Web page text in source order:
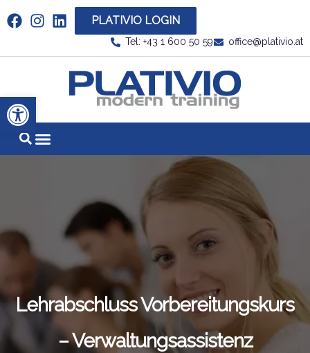
Werkzeugleiste öffnen
Link zu https://www.linkedin.com/company/
PLATIVIO LOGIN
Tel: +43 1 600 50 59 office@plativio.at
Link zu
Lehrabschluss Vorbereitungskurs
– Verwaltungsassistenz